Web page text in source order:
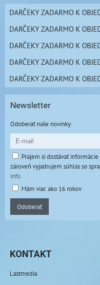
DARČEKY ZADARMO K
DARČEKY ZADARMO K
DARČEKY ZADARMO K
DARČEKY ZADARMO K
DARČEKY ZADARMO K
Newsletter
Odoberať naše novinky:
Prajem si dostávať
zároveň vyjadrujem súhlas so
info
Mám viac ako 16 rokov
Odoberať
KONTAKT
Lastmedia